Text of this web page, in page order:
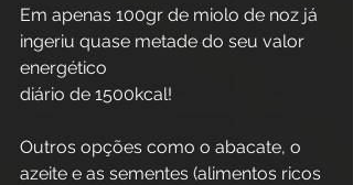
Em apenas 100gr de miolo de noz já
ingeriu quase metade do seu valor
energético
diário de 1500kcal!
Outros opções como o abacate, o
azeite e as sementes (alimentos ricos